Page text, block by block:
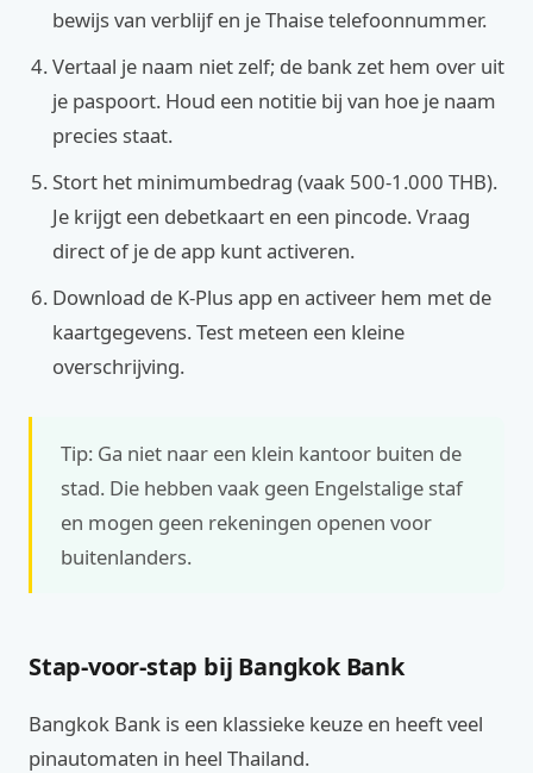
bewijs van verblijf en je Thaise telefoonnummer.
Vertaal je naam niet zelf; de bank zet hem over uit
je paspoort. Houd een notitie bij van hoe je naam
precies staat.
Stort het minimumbedrag (vaak 500‑1.000 THB).
Je krijgt een debetkaart en een pincode. Vraag
direct of je de app kunt activeren.
Download de K‑Plus app en activeer hem met de
kaartgegevens. Test meteen een kleine
overschrijving.
Tip: Ga niet naar een klein kantoor buiten de
stad. Die hebben vaak geen Engelstalige staf
en mogen geen rekeningen openen voor
buitenlanders.
Stap‑voor‑stap bij Bangkok Bank
Bangkok Bank is een klassieke keuze en heeft veel
pinautomaten in heel Thailand.